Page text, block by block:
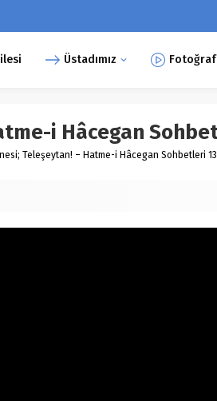
Üstadımız
i Hâcegan
Teleşeytan! – Hatme-i Hâcegan Sohbetleri